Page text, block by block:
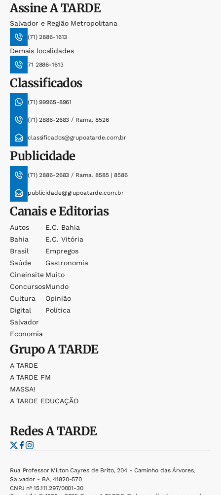
AssineA TARDE
Salvador e Região Metropolitana
(71) 2886-1613
Demais localidades
71 2886-1613
Classificados
(71) 99965-8961
(71) 2886-2683 / Ramal 8526
classificados@grupoatarde.com.br
Publicidade
(71) 2886-2683 / Ramal 8585 | 8586
publicidade@grupoatarde.com.br
Canais e Editorias
Autos
Bahia
Brasil
Saúde
Cineinsite
Concursos
Cultura
Digital
Salvador
Economia
E.c. Bahia
E.c. Vitória
Empregos
Gastronomia
Muito
Mundo
Opinião
Política
GrupoA TARDE
A TARDE
A TARDE FM
MASSA!
A TARDE EDUCAÇÃO
RedesA TARDE
Rua Professor Milton Cayres de Brito, 204 - Caminho das Árvores,
Salvador - BA, 41820-570
CNPJ nº 15.111.297/0001-30